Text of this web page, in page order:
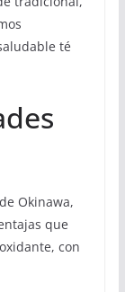
té
Okinawa,
que
con